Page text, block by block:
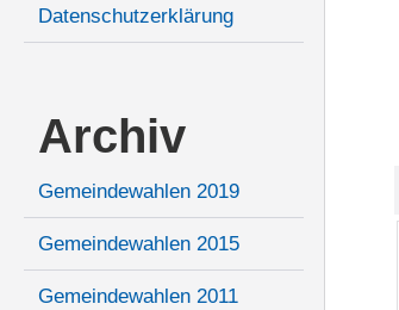
Datenschutzerklärung
Archiv
Gemeindewahlen 2019
Gemeindewahlen 2015
Gemeindewahlen 2011